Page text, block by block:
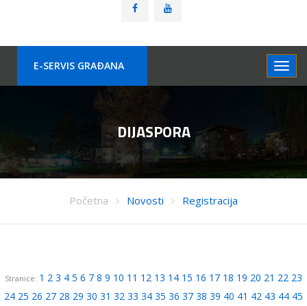
E-SERVIS GRAÐANA
DIJASPORA
Početna Novosti Registracija
Stranice: 1 2 3 4 5 6 7 8 9 10 11 12 13 14 15 16 17 18 19 20 21 22 23
24 25 26 27 28 29 30 31 32 33 34 35 36 37 38 39 40 41 42 43 44 45